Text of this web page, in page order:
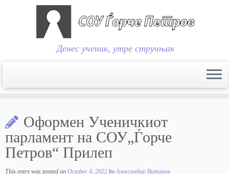
content
Денес ученик, утре стручњак
Оформен Ученичкиот
парламент на СОУ„Ѓорче
Петров“ Прилеп
This entry was posted on October 4, 2022 byАлександар Витанов